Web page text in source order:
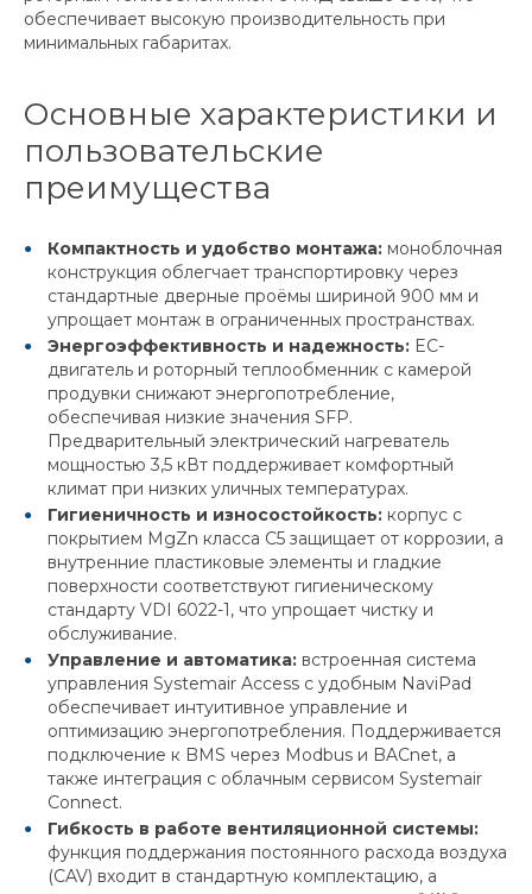
обеспечивает высокую производительность при
минимальных габаритах.
Основные характеристики и
пользовательские
преимущества
Компактность и удобство монтажа: моноблочная
конструкция облегчает транспортировку через
стандартные дверные проёмы шириной 900 мм и
упрощает монтаж в ограниченных пространствах.
Энергоэффективность и надежность: EC-
двигатель и роторный теплообменник с камерой
продувки снижают энергопотребление,
обеспечивая низкие значения SFP.
Предварительный электрический нагреватель
мощностью 3,5 кВт поддерживает комфортный
климат при низких уличных температурах.
Гигиеничность и износостойкость: корпус с
покрытием MgZn класса C5 защищает от коррозии, а
внутренние пластиковые элементы и гладкие
поверхности соответствуют гигиеническому
стандарту VDI 6022-1, что упрощает чистку и
обслуживание.
Управление и автоматика: встроенная система
управления Systemair Access с удобным NaviPad
обеспечивает интуитивное управление и
оптимизацию энергопотребления. Поддерживается
подключение к BMS через Modbus и BACnet, а
также интеграция с облачным сервисом Systemair
Connect.
Гибкость в работе вентиляционной системы:
функция поддержания постоянного расхода воздуха
(CAV) входит в стандартную комплектацию, а